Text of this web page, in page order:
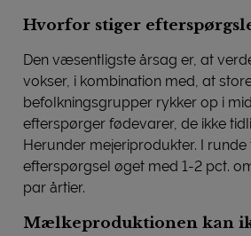
Hvorfor stiger
Den væsentligste årsag er, at
vokser, i kombination med, at
befolkningsgrupper rykker op i
efterspørger fødevarer, de ikke
Herunder mejeriprodukter. I
efterspørgsel øget med 1-2 pct.
par årtier.
Mælkeproduktionen kan